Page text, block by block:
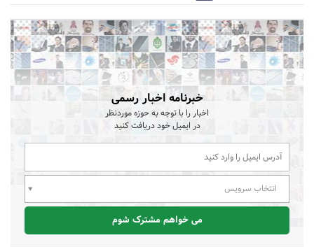
خبرنامه اخبار رسمی
اخبار را با توجه به حوزه موردنظر
در ایمیل خود دریافت کنید
انتخاب سرویس
می خواهم مشترک شوم